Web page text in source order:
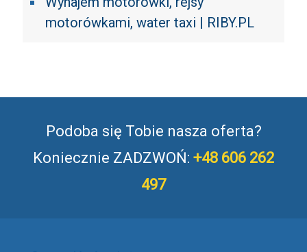
motorówkami, water taxi | RIBY.PL
Podoba się Tobie nasza oferta?
Koniecznie ZADZWOŃ: +48 606 262
497